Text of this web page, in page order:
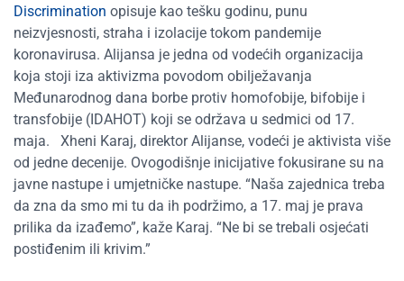
Discrimination opisuje kao tešku godinu, punu
neizvjesnosti, straha i izolacije tokom pandemije
koronavirusa. Alijansa je jedna od vodećih organizacija
koja stoji iza aktivizma povodom obilježavanja
Međunarodnog dana borbe protiv homofobije, bifobije i
transfobije (IDAHOT) koji se održava u sedmici od 17.
maja. Xheni Karaj, direktor Alijanse, vodeći je aktivista više
od jedne decenije. Ovogodišnje inicijative fokusirane su na
javne nastupe i umjetničke nastupe. “Naša zajednica treba
da zna da smo mi tu da ih podržimo, a 17. maj je prava
prilika da izađemo”, kaže Karaj. “Ne bi se trebali osjećati
postiđenim ili krivim.”